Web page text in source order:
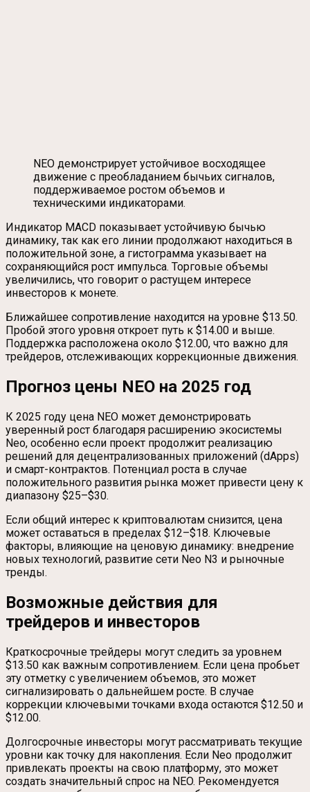
NEO демонстрирует устойчивое восходящее
движение с преобладанием бычьих сигналов,
поддерживаемое ростом объемов и
техническими индикаторами.
Индикатор MACD показывает устойчивую бычью
динамику, так как его линии продолжают находиться в
положительной зоне, а гистограмма указывает на
сохраняющийся рост импульса. Торговые объемы
увеличились, что говорит о растущем интересе
инвесторов к монете.
Ближайшее сопротивление находится на уровне $13.50.
Пробой этого уровня откроет путь к $14.00 и выше.
Поддержка расположена около $12.00, что важно для
трейдеров, отслеживающих коррекционные движения.
Прогноз цены NEO на 2025 год
К 2025 году цена NEO может демонстрировать
уверенный рост благодаря расширению экосистемы
Neo, особенно если проект продолжит реализацию
решений для децентрализованных приложений (dApps)
и смарт-контрактов. Потенциал роста в случае
положительного развития рынка может привести цену к
диапазону $25–$30.
Если общий интерес к криптовалютам снизится, цена
может оставаться в пределах $12–$18. Ключевые
факторы, влияющие на ценовую динамику: внедрение
новых технологий, развитие сети Neo N3 и рыночные
тренды.
Возможные действия для
трейдеров и инвесторов
Краткосрочные трейдеры могут следить за уровнем
$13.50 как важным сопротивлением. Если цена пробьет
эту отметку с увеличением объемов, это может
сигнализировать о дальнейшем росте. В случае
коррекции ключевыми точками входа остаются $12.50 и
$12.00.
Долгосрочные инвесторы могут рассматривать текущие
уровни как точку для накопления. Если Neo продолжит
привлекать проекты на свою платформу, это может
создать значительный спрос на NEO. Рекомендуется